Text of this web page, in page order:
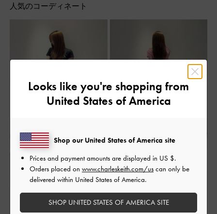
人気のコーディネート
Looks like you're shopping from
United States of America
Shop our United States of America site
Prices and payment amounts are displayed in US $.
Orders placed on www.charleskeith.com/us can only be
delivered within United States of America.
SHOP UNITED STATES OF AMERICA SITE